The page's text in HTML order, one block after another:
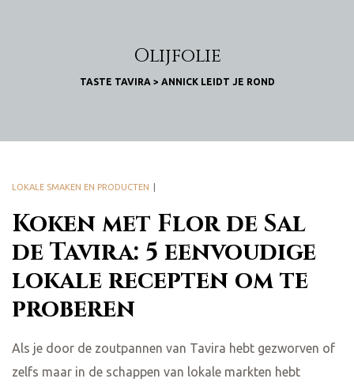
Olijfolie
TASTE TAVIRA > ANNICK LEIDT JE ROND
Koken met Flor de Sal
de Tavira: 5 eenvoudige
lokale recepten om te
proberen
LOKALE SMAKEN EN PRODUCTEN
Als je door de zoutpannen van Tavira hebt gezworven of
zelfs maar in de schappen van lokale markten hebt